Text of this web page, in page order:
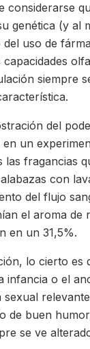
considerarse
genética (y al
uso de
siempre
del
un
las fragancias
con
del flujo
el aroma de
en un 31,5%.
lo cierto es
infancia o el
de buen
se ve